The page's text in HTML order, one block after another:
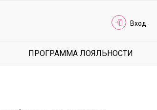
Вход
ПРОГРАММА ЛОЯЛЬНОСТИ